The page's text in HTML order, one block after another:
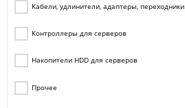
Кабели, удлинители, адаптеры, переходники
Контроллеры для серверов
Накопители HDD для серверов
Прочее